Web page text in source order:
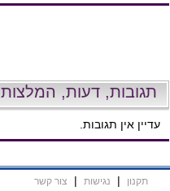
תגובות, דעות, המלצות
עדיין אין תגובות.
תקנון | נגישות | צור קשר